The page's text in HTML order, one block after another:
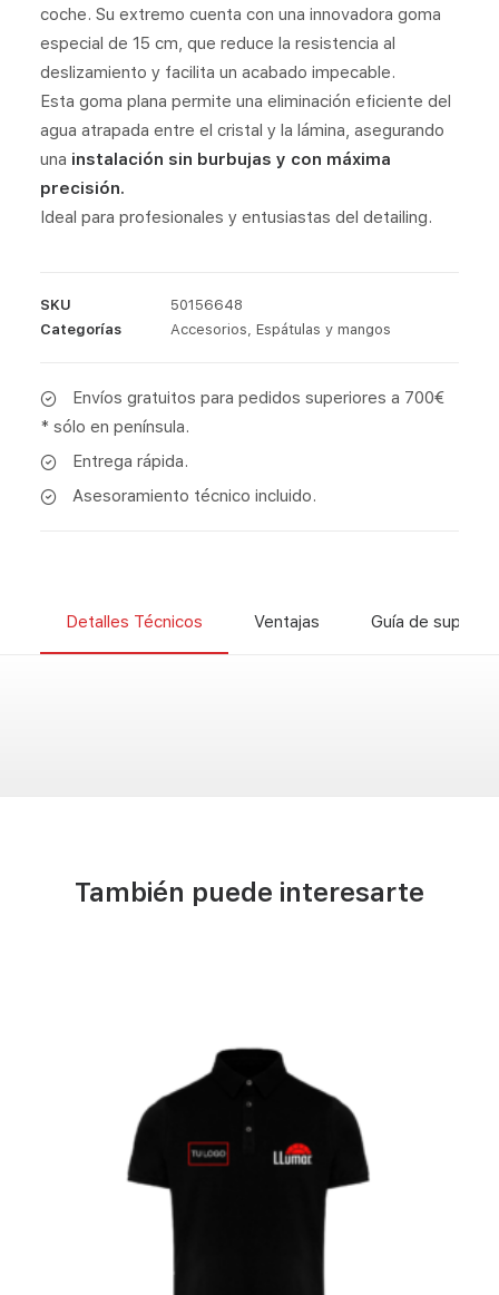
coche. Su extremo cuenta con una innovadora goma
especial de 15 cm, que reduce la resistencia al
deslizamiento y facilita un acabado impecable.
Esta goma plana permite una eliminación eficiente del
agua atrapada entre el cristal y la lámina, asegurando
una instalación sin burbujas y con máxima
precisión.
Ideal para profesionales y entusiastas del detailing.
SKU
50156648
Categorías
Accesorios, Espátulas y mangos
Envíos gratuitos para pedidos superiores a 700€
* sólo en península.
Entrega rápida.
Asesoramiento técnico incluido.
Detalles Técnicos Ventajas Guía de
También puede interesarte